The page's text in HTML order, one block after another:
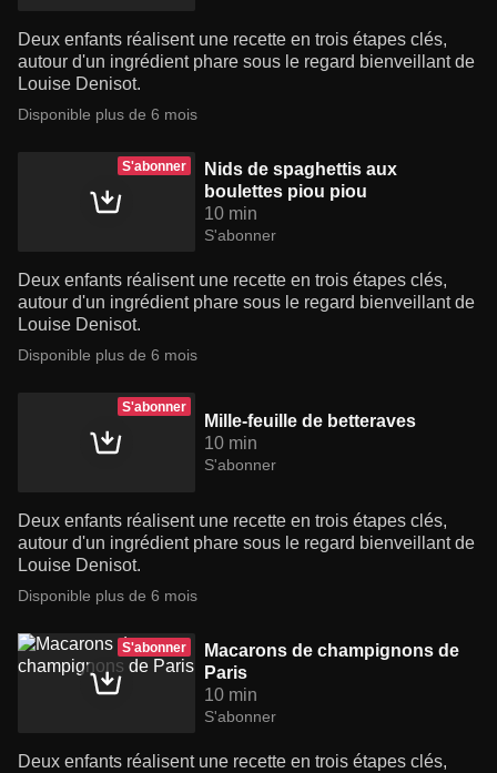
Deux enfants réalisent une recette en trois étapes clés,
autour d'un ingrédient phare sous le regard bienveillant de
Louise Denisot.
Disponible plus de 6 mois
S'abonner
Nids de spaghettis aux
boulettes piou piou
10 min
S'abonner
Deux enfants réalisent une recette en trois étapes clés,
autour d'un ingrédient phare sous le regard bienveillant de
Louise Denisot.
Disponible plus de 6 mois
S'abonner
Mille-feuille de betteraves
10 min
S'abonner
Deux enfants réalisent une recette en trois étapes clés,
autour d'un ingrédient phare sous le regard bienveillant de
Louise Denisot.
Disponible plus de 6 mois
S'abonner
Macarons de champignons de
Paris
10 min
S'abonner
Deux enfants réalisent une recette en trois étapes clés,